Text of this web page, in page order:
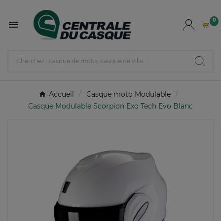
 0
Accueil
Casque moto Modulable
Casque Modulable Scorpion Exo Tech Evo Blanc